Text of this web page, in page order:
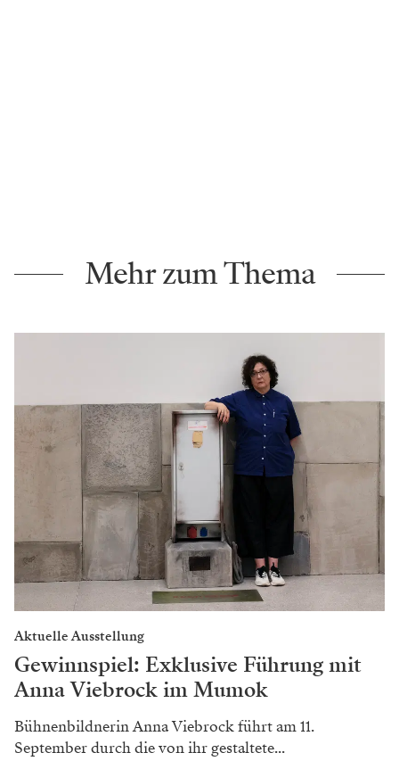
Mehr zum Thema
Aktuelle Ausstellung
Gewinnspiel: Exklusive Führung mit
Anna Viebrock im Mumok
Bühnenbildnerin Anna Viebrock führt am 11.
September durch die von ihr gestaltete...